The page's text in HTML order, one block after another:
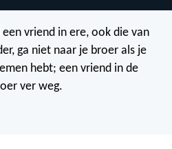
een vriend in ere, ook die van
ga niet naar je broer als je
hebt; een vriend in de
ver weg.